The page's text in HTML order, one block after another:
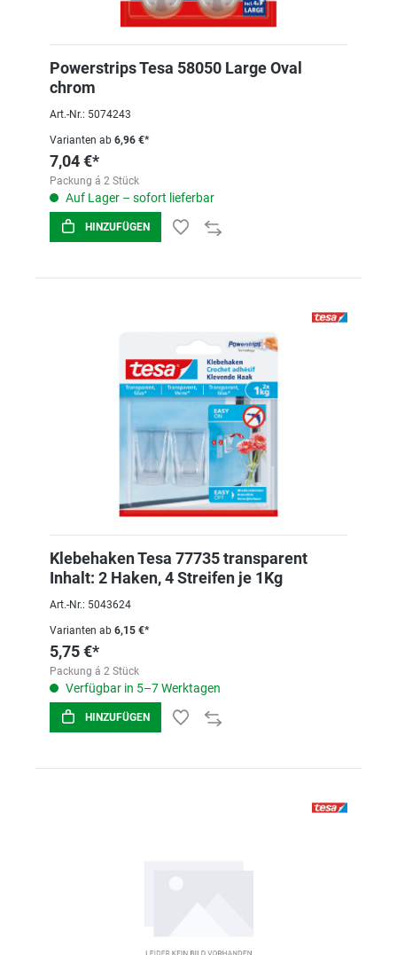
Powerstrips Tesa 58050 Large Oval
chrom
Art.-Nr.: 5074243
Varianten ab 6,96 €*
7,04 €*
Packung á 2 Stück
Auf Lager – sofort lieferbar
HINZUFÜGEN
Klebehaken Tesa 77735 transparent
Inhalt: 2 Haken, 4 Streifen je 1Kg
Art.-Nr.: 5043624
Varianten ab 6,15 €*
5,75 €*
Packung á 2 Stück
Verfügbar in 5–7 Werktagen
HINZUFÜGEN